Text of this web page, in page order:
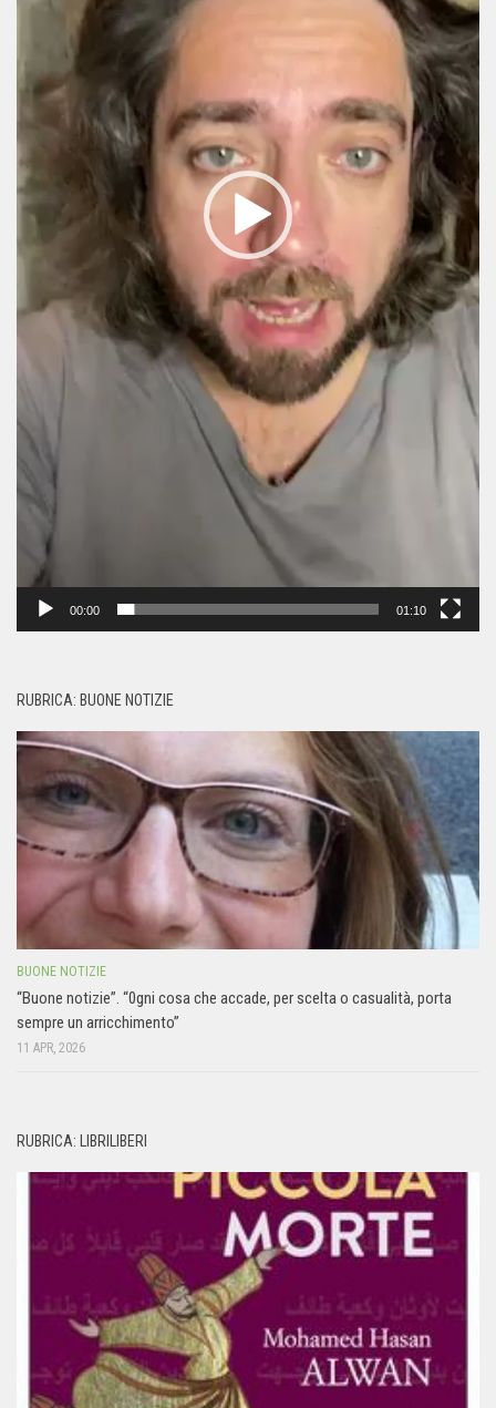
00:00 01:10
RUBRICA: BUONE NOTIZIE
BUONE NOTIZIE
“Buone notizie”. “0gni cosa che accade, per scelta o casualità, porta
sempre un arricchimento”
11 APR, 2026
RUBRICA: LIBRILIBERI